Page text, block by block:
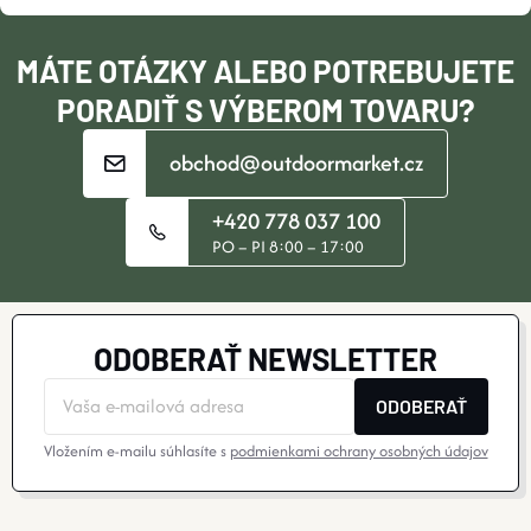
R
V
P
E
MÁTE OTÁZKY ALEBO POTREBUJETE
PORADIŤ S VÝBEROM TOVARU?
obchod@outdoormarket.cz
+420 778 037 100
PO – PI 8:00 – 17:00
ODOBERAŤ NEWSLETTER
ODOBERAŤ
Vložením e-mailu súhlasíte s podmienkami ochrany osobných údajov